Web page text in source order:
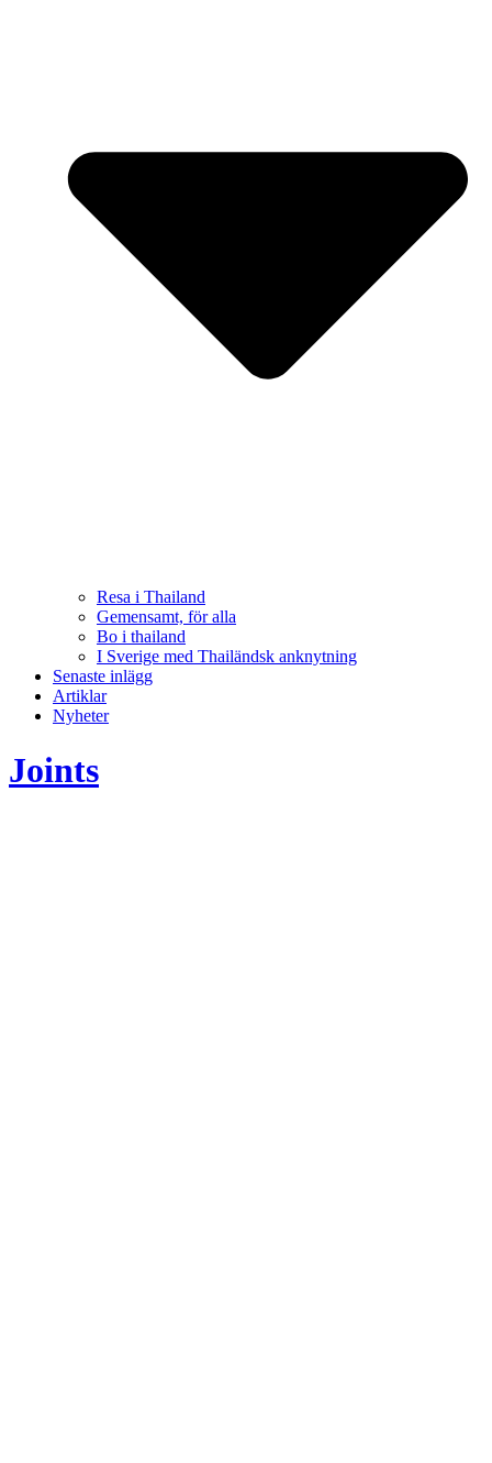
Resa i Thailand
Gemensamt, för alla
Bo i thailand
I Sverige med Thailändsk anknytning
Senaste inlägg
Artiklar
Nyheter
Joints